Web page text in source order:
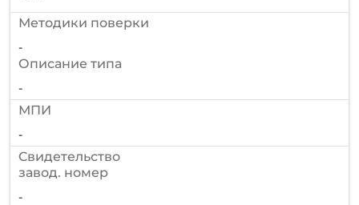
Методики поверки
-
Описание типа
-
МПИ
-
Cвидетельство
завод. номер
-